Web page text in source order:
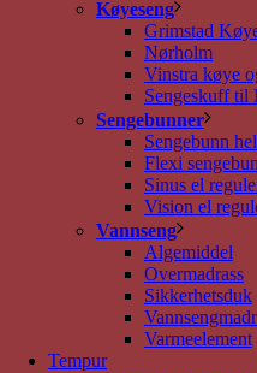
Køyeseng
Grimstad
Nørholm
Vinstra køye
Sengeskuff til
Sengebunner
Sengebunn
Flexi
Sinus el
Vision el
Vannseng
Algemiddel
Overmadrass
Sikkerhetsduk
Varmeelement
Tempur